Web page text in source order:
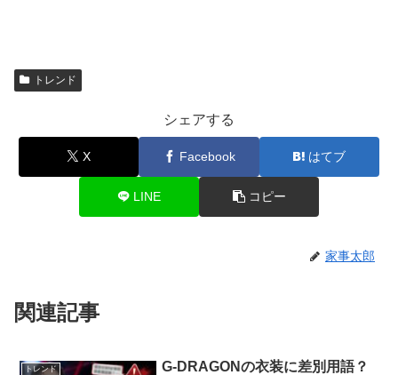
トレンド
シェアする
X Facebook はてブ
LINE コピー
家事太郎
関連記事
トレンド
G-DRAGONの衣装に差別用語？